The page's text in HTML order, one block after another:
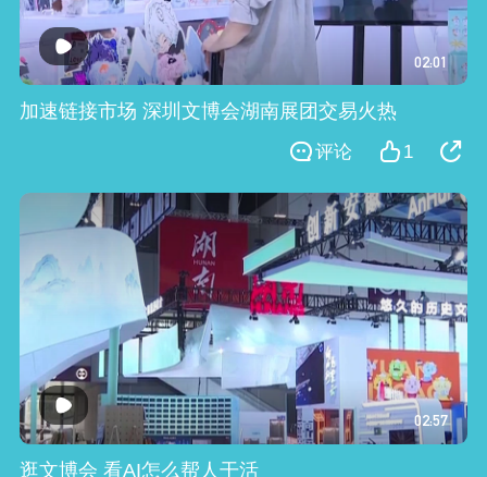
02:01
加速链接市场 深圳文博会湖南展团交易火热
1
评论
02:57
逛文博会 看AI怎么帮人干活